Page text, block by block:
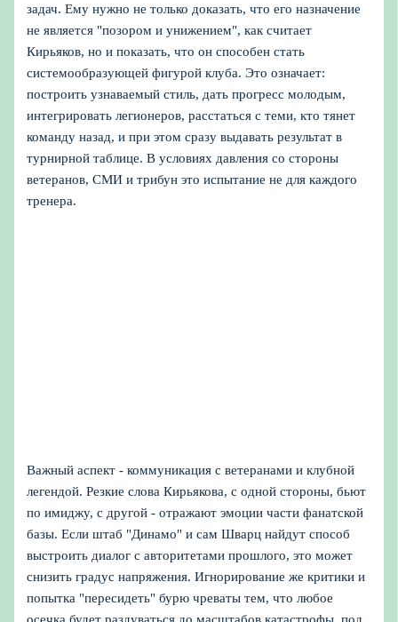
задач. Ему нужно не только доказать, что его назначение
не является "позором и унижением", как считает
Кирьяков, но и показать, что он способен стать
системообразующей фигурой клуба. Это означает:
построить узнаваемый стиль, дать прогресс молодым,
интегрировать легионеров, расстаться с теми, кто тянет
команду назад, и при этом сразу выдавать результат в
турнирной таблице. В условиях давления со стороны
ветеранов, СМИ и трибун это испытание не для каждого
тренера.
Важный аспект - коммуникация с ветеранами и клубной
легендой. Резкие слова Кирьякова, с одной стороны, бьют
по имиджу, с другой - отражают эмоции части фанатской
базы. Если штаб "Динамо" и сам Шварц найдут способ
выстроить диалог с авторитетами прошлого, это может
снизить градус напряжения. Игнорирование же критики и
попытка "пересидеть" бурю чреваты тем, что любое